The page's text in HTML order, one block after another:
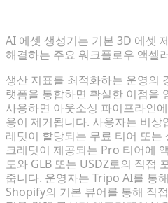
AI 에셋 생성기는 기본 3D 에셋
해결하는 주요 워크플로우 액셀
생산 지표를 최적화하는 운영의
랫폼을 통합하면 확실한 이점을
사용하면 아웃소싱 파이프라인
용이 제거됩니다. 사용자는 비
레딧이 할당되는 무료 티어 또
크레딧이 제공되는 Pro 티어에
도와 GLB 또는 USDZ로의 직접
줍니다. 운영자는 Tripo AI를 통
Shopify의 기본 뷰어를 통해 직